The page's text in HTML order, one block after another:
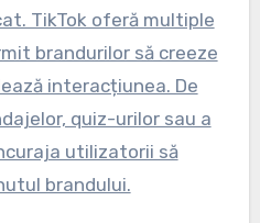
TikTok oferă multiple
brandurilor să creeze
interacțiunea. De
quiz-urilor sau a
utilizatorii să
brandului.